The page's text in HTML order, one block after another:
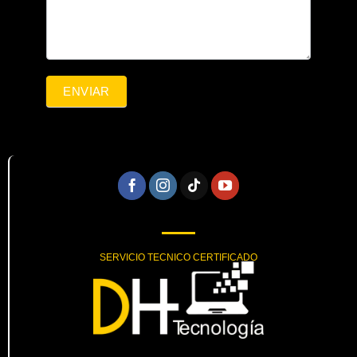
ENVIAR
SERVICIO TECNICO CERTIFICADO